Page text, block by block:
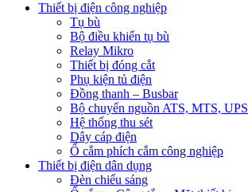
Thiết bị điện công nghiệp
Tụ bù
Bộ điều khiển tụ bù
Relay Mikro
Thiết bị đóng cắt
Phụ kiện tủ điện
Đồng thanh – Busbar
Bộ chuyển nguồn ATS, MTS, UPS
Hệ thống thu sét
Dây cáp điện
Ổ cắm phích cắm công nghiệp
Thiết bị điện dân dụng
Đèn chiếu sáng